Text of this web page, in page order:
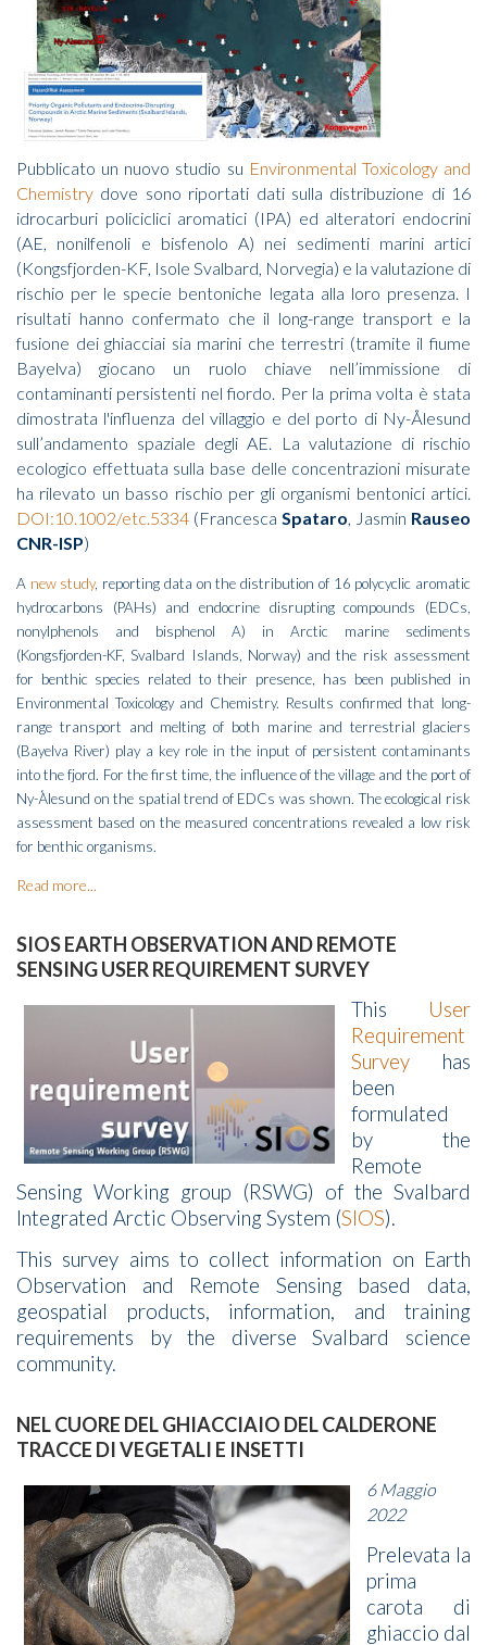
Pubblicato un nuovo studio su Environmental Toxicology and
Chemistry dove sono riportati dati sulla distribuzione di 16
idrocarburi policiclici aromatici (IPA) ed alteratori endocrini
(AE, nonilfenoli e bisfenolo A) nei sedimenti marini artici
(Kongsfjorden-KF, Isole Svalbard, Norvegia) e la valutazione di
rischio per le specie bentoniche legata alla loro presenza. I
risultati hanno confermato che il long-range transport e la
fusione dei ghiacciai sia marini che terrestri (tramite il fiume
Bayelva) giocano un ruolo chiave nell’immissione di
contaminanti persistenti nel fiordo. Per la prima volta è stata
dimostrata l'influenza del villaggio e del porto di Ny-Ålesund
sull’andamento spaziale degli AE. La valutazione di rischio
ecologico effettuata sulla base delle concentrazioni misurate
ha rilevato un basso rischio per gli organismi bentonici artici.
DOI:10.1002/etc.5334 (Francesca Spataro , Jasmin Rauseo
CNR-ISP)
A new study, reporting data on the distribution of 16 polycyclic aromatic
hydrocarbons (PAHs) and endocrine disrupting compounds (EDCs,
nonylphenols and bisphenol A) in Arctic marine sediments
(Kongsfjorden-KF, Svalbard Islands, Norway) and the risk assessment
for benthic species related to their presence, has been published in
Environmental Toxicology and Chemistry. Results confirmed that long-
range transport and melting of both marine and terrestrial glaciers
(Bayelva River) play a key role in the input of persistent contaminants
into the fjord. For the first time, the influence of the village and the port of
Ny-Ålesund on the spatial trend of EDCs was shown. The ecological risk
assessment based on the measured concentrations revealed a low risk
for benthic organisms.
Read more...
SIOS EARTH OBSERVATION AND REMOTE
SENSING USER REQUIREMENT SURVEY
This User
Requirement
Survey has
been
formulated
by the
Remote
Sensing Working group (RSWG) of the Svalbard
Integrated Arctic Observing System (SIOS).
This survey aims to collect information on Earth
Observation and Remote Sensing based data,
geospatial products, information, and training
requirements by the diverse Svalbard science
community.
NEL CUORE DEL GHIACCIAIO DEL CALDERONE
TRACCE DI VEGETALI E INSETTI
6 Maggio
2022
Prelevata la
prima
carota di
ghiaccio dal